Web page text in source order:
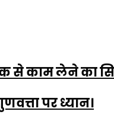
से काम लेने का
पर ध्यान।